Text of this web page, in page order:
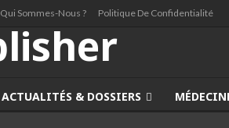
Qui Sommes-Nous ? Politique De Confidentialité
ACTUALITÉS & DOSSIERS